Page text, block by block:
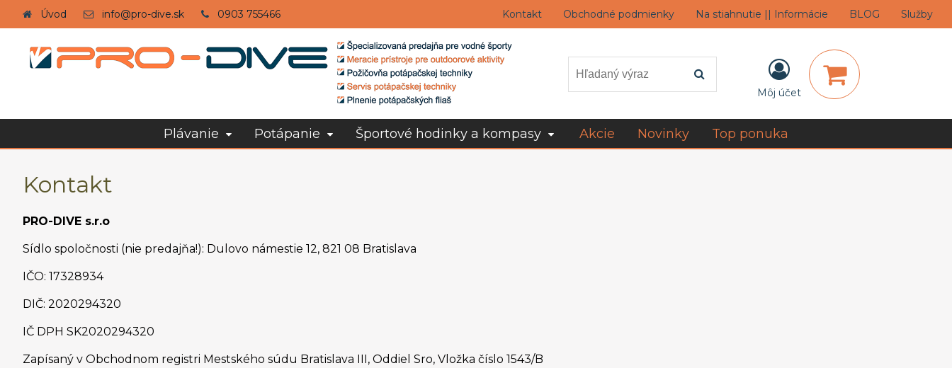
Úvod info@pro-dive.sk 0903 755466 Kontakt Obchodné podmienky Na stiahnutie || Informácie BLOG Služby
Môj účet
Plávanie Potápanie Športové hodinky a kompasy Akcie Novinky Top ponuka
Kontakt
PRO-DIVE s.r.o
Sídlo spoločnosti (nie predajňa!): Dulovo námestie 12, 821 08 Bratislava
IČO: 17328934
DIČ: 2020294320
IČ DPH SK2020294320
Zapísaný v Obchodnom registri Mestského súdu Bratislava III, Oddiel Sro, Vložka číslo 1543/B